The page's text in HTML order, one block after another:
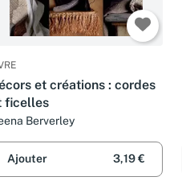
et créations : cordes
ficelles
Berverley
Ajouter 3,19 €